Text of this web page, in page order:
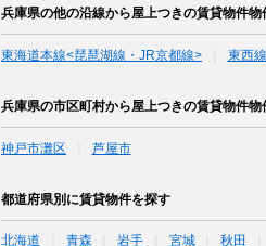
兵庫県の他の沿線から屋上つきの賃貸物件物
東海道本線<琵琶湖線・JR京都線> 東西
兵庫県の市区町村から屋上つきの賃貸物件物
神戸市灘区 芦屋市
都道府県別に賃貸物件を探す
北海道 青森 岩手 宮城 秋田